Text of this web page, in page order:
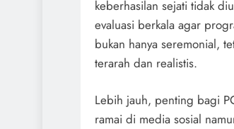
keberhasilan sejati tidak
evaluasi berkala agar
bukan hanya seremonial,
terarah dan realistis.
Lebih jauh, penting bagi
ramai di media sosial